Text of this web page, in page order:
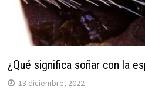
¿Qué significa soñar con la
13 diciembre, 2022